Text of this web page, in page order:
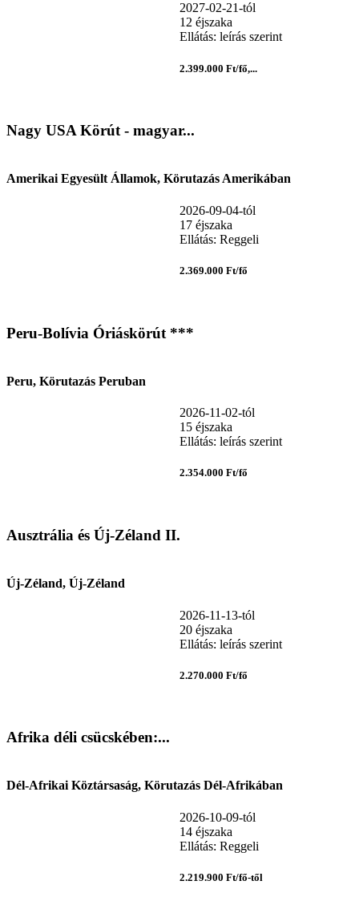
2027-02-21-tól
12 éjszaka
Ellátás: leírás szerint
2.399.000 Ft/fő,...
Nagy USA Körút - magyar...
Amerikai Egyesült Államok, Körutazás Amerikában
2026-09-04-tól
17 éjszaka
Ellátás: Reggeli
2.369.000 Ft/fő
Peru-Bolívia Óriáskörút ***
Peru, Körutazás Peruban
2026-11-02-tól
15 éjszaka
Ellátás: leírás szerint
2.354.000 Ft/fő
Ausztrália és Új-Zéland II.
Új-Zéland, Új-Zéland
2026-11-13-tól
20 éjszaka
Ellátás: leírás szerint
2.270.000 Ft/fő
Afrika déli csücskében:...
Dél-Afrikai Köztársaság, Körutazás Dél-Afrikában
2026-10-09-tól
14 éjszaka
Ellátás: Reggeli
2.219.900 Ft/fő-től